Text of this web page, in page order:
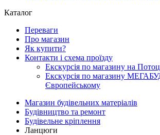
Каталог
Переваги
Про магазин
Як купити?
Контакти і схема проїзду
Екскурсія по магазину на
Екскурсія по магазину
Європейському
Магазин будівельних матеріалів
Будівництво та ремонт
Будівельне кріплення
Ланцюги